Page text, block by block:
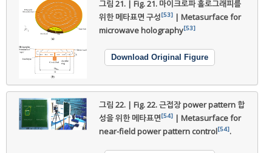
그림 21. | Fig. 21. 마이크로파 홀로그래피를
위한 메타표면 구성[53]| Metasurface for
microwave holography[53]
Download Original Figure
그림 22. | Fig. 22.근접장 power pattern 합
성을 위한 메타표면[54]| Metasurface for
near-field power pattern control[54].